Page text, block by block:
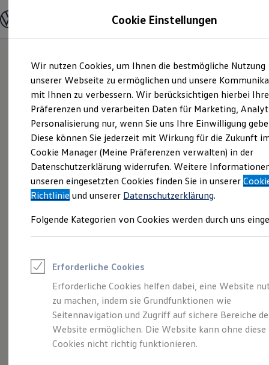
Hauptinhalt
springen
Footer
springen
Modelle und Konfigurator
Modelle vergleichen
Elektroautos
ENERGY Sondermodelle
Nutzfahrzeuge
SUV und CUV
Familienautos
Kombis
Kompaktwagen
Sportwagen
Schnell verfügbare Fahrzeuge
Angebote und Produkte
Aktuelle Angebote
E-Auto-Förderung
Volkswagen Marktplatz
Junge Gebrauchtwagen und Gebrauchtwagen
Saisonangebote
Leasing
Leasing-Angebote
Gebrauchtwagen Leasing
Junge Gebrauchtwagen-Leasing
Elektroauto Leasing
Kleinwagen-Leasing
Leasing ohne Anzahlung
Die ENERGY
Sondermodelle
Cookie Einstellungen
Wir nutzen Cookies, um Ihnen die bestmögliche Nutzung
unserer Webseite zu ermöglichen und unsere
mit Ihnen zu verbessern. Wir berücksichtigen hierbei Ihre
Präferenzen und verarbeiten Daten für Marketing,
Personalisierung nur, wenn Sie uns Ihre Einwilligung
Diese können Sie jederzeit mit Wirkung für die Zukunft
Cookie Manager (Meine Präferenzen verwalten) in der
Datenschutzerklärung widerrufen. Weitere
unseren eingesetzten Cookies finden Sie in unserer
Richtlinie und unserer Datenschutzerklärung.
Folgende Kategorien von Cookies werden durch uns
Erforderliche Cookies
Erforderliche Cookies helfen dabei, eine Website
zu machen, indem sie Grundfunktionen wie
Seitennavigation und Zugriff auf sichere Bereiche
Website ermöglichen. Die Website kann ohne diese
Cookies nicht richtig funktionieren.